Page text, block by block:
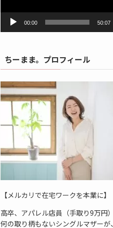
00:00 50:07
ちーまま。プロフィール
【メルカリで在宅ワークを本業に】
高卒、アパレル店員（手取り9万円）
何の取り柄もないシングルマザーが、